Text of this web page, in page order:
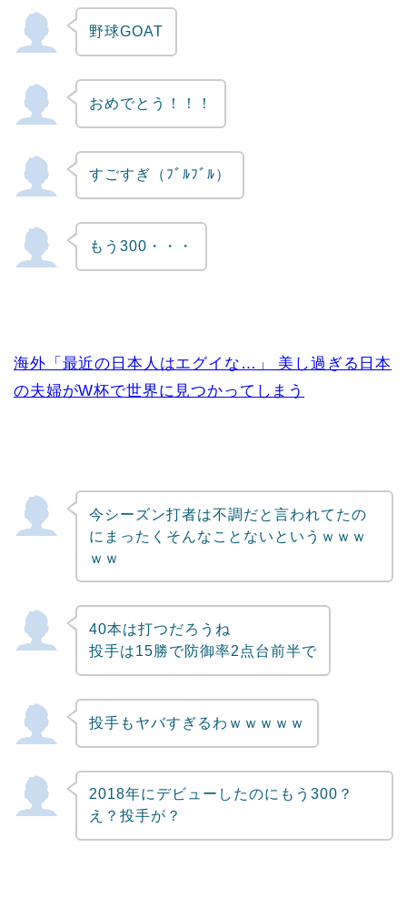
野球GOAT
おめでとう！！！
すごすぎ（ﾌﾞﾙﾌﾞﾙ）
もう300・・・
海外「最近の日本人はエグイな…」 美し過ぎる日本
の夫婦がW杯で世界に見つかってしまう
今シーズン打者は不調だと言われてたの
にまったくそんなことないというｗｗｗ
ｗｗ
40本は打つだろうね
投手は15勝で防御率2点台前半で
投手もヤバすぎるわｗｗｗｗｗ
2018年にデビューしたのにもう300？
え？投手が？